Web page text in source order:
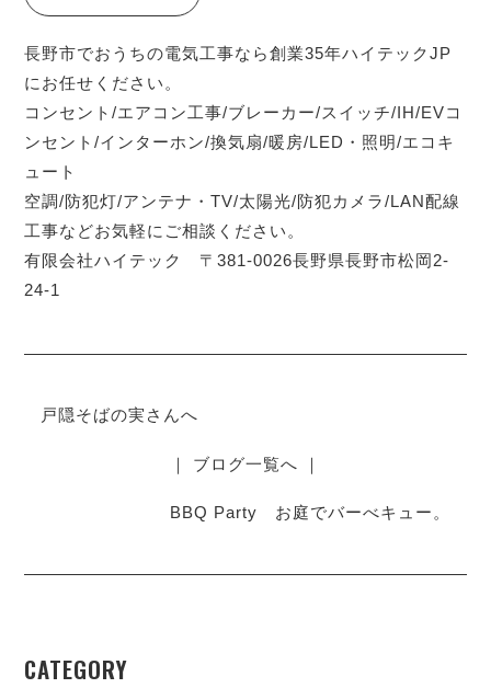
長野市でおうちの電気工事なら創業35年ハイテックJP
にお任せください。
コンセント/エアコン工事/ブレーカー/スイッチ/IH/EVコ
ンセント/インターホン/換気扇/暖房/LED・照明/エコキ
ュート
空調/防犯灯/アンテナ・TV/太陽光/防犯カメラ/LAN配線
工事などお気軽にご相談ください。
有限会社ハイテック 〒381-0026長野県長野市松岡2-
24-1
戸隠そばの実さんへ
｜ ブログ一覧へ ｜
BBQ Party お庭でバーべキュー。
CATEGORY